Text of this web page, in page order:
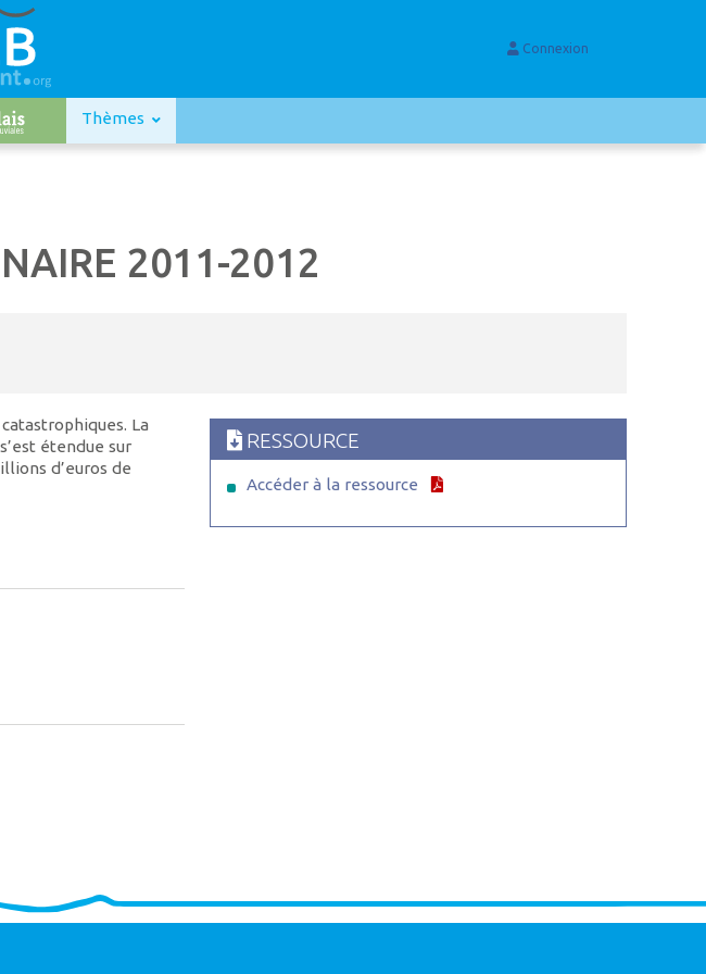
Connexion
Thèmes
2011-2012
La
étendue sur
d’euros de
RESSOURCE
Accéder à la ressource